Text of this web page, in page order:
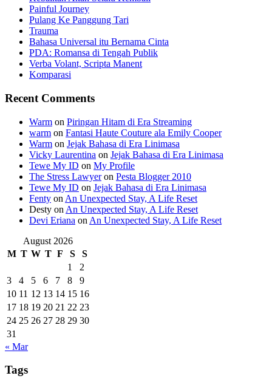
Painful Journey
Pulang Ke Panggung Tari
Trauma
Bahasa Universal itu Bernama Cinta
PDA: Romansa di Tengah Publik
Verba Volant, Scripta Manent
Komparasi
Recent Comments
Warm on Piringan Hitam di Era Streaming
warm on Fantasi Haute Couture ala Emily Cooper
Warm on Jejak Bahasa di Era Linimasa
Vicky Laurentina on Jejak Bahasa di Era Linimasa
Tewe My ID on My Profile
The Stress Lawyeron Pesta Blogger 2010
Tewe My ID on Jejak Bahasa di Era Linimasa
Fenty on An Unexpected Stay, A Life Reset
Desty on An Unexpected Stay, A Life Reset
Devi Eriana on An Unexpected Stay, A Life Reset
August 2026
M T W T F S
S
1
2
3
4 5 6 7 8
9
10 11 12 13 14 15 16
17 18 19 20 21 22 23
24 25 26 27 28 29 30
31
« Mar
Tags